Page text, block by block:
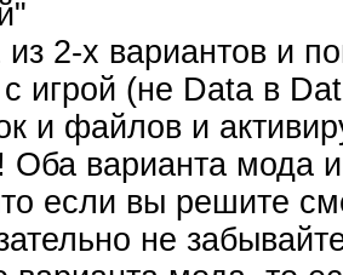
2-х вариантов и
игрой (не Data в
и файлов и
Оба варианта мода
если вы решите
не